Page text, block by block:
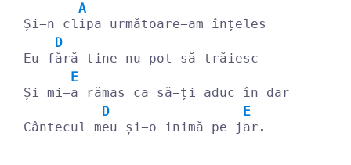
Și-n cl
A
ipa următoare-am înțeles
Eu f
D
ără tine nu pot să trăiesc
Și mi-
E
a rămas ca să-ți aduc în dar
Cântecul m
D
eu și-o inimă pe j
E
ar.